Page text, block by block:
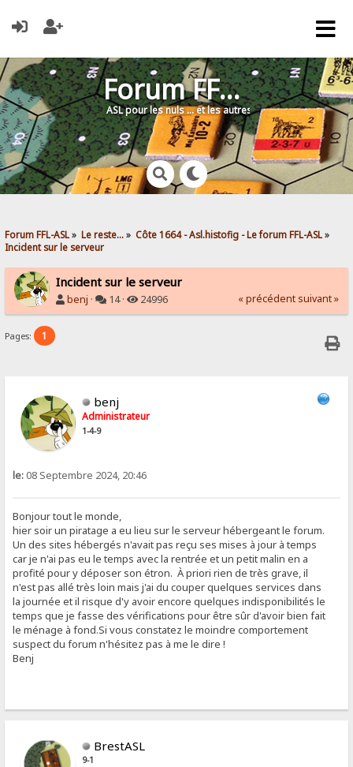
Forum FFL-ASL
ASL pour les nuls … et les autres !
Forum FFL-ASL» Le reste...» Côte 1664 - Asl.histofig - Le forum FFL-ASL»
Incident sur le serveur
Incident sur le serveur
benj · 14 · 24996 « précédent suivant »
Pages: 1
benj
Administrateur
1-4-9
le: 08 Septembre 2024, 20:46
Bonjour tout le monde,
hier soir un piratage a eu lieu sur le serveur hébergeant le forum.
Un des sites hébergés n'avait pas reçu ses mises à jour à temps
car je n'ai pas eu le temps avec la rentrée et un petit malin en a
profité pour y déposer son étron. À priori rien de très grave, il
n'est pas allé très loin mais j'ai du couper quelques services dans
la journée et il risque d'y avoir encore quelques indisponibilités le
temps que je fasse des vérifications pour être sûr d'avoir bien fait
le ménage à fond.Si vous constatez le moindre comportement
suspect du forum n'hésitez pas à me le dire !
Benj
BrestASL
9-1